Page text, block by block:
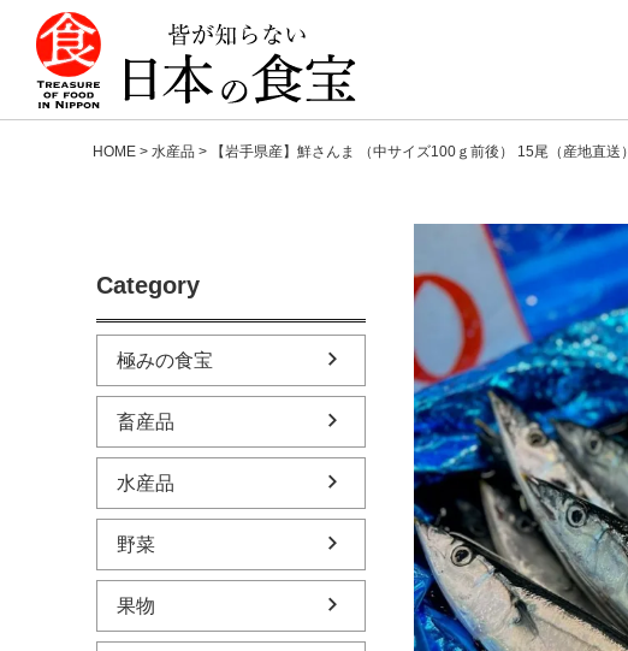
HOME 水産品 【岩手県産】鮮さんま （中サイズ100ｇ前後） 15尾（産地直送）
Category
極みの食宝
畜産品
水産品
野菜
果物